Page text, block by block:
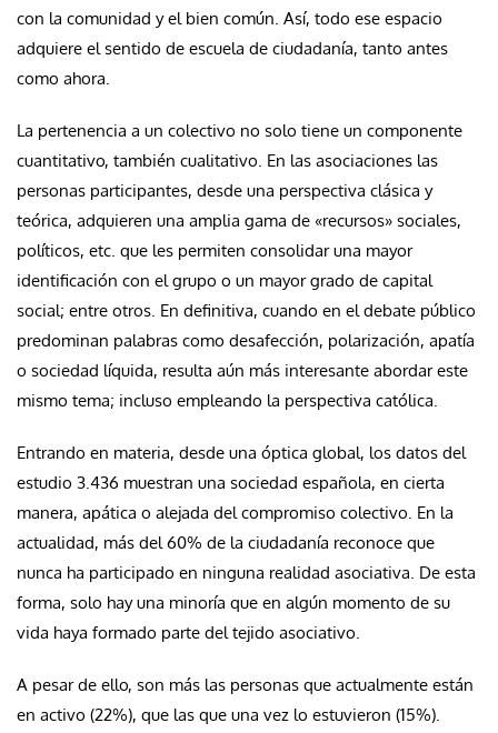
con la comunidad y el bien común. Así, todo ese espacio
adquiere el sentido de escuela de ciudadanía, tanto antes
como ahora.
La pertenencia a un colectivo no solo tiene un componente
cuantitativo, también cualitativo. En las asociaciones las
personas participantes, desde una perspectiva clásica y
teórica, adquieren una amplia gama de «recursos» sociales,
políticos, etc. que les permiten consolidar una mayor
identificación con el grupo o un mayor grado de capital
social; entre otros. En definitiva, cuando en el debate público
predominan palabras como desafección, polarización, apatía
o sociedad líquida, resulta aún más interesante abordar este
mismo tema; incluso empleando la perspectiva católica.
Entrando en materia, desde una óptica global, los datos del
estudio 3.436 muestran una sociedad española, en cierta
manera, apática o alejada del compromiso colectivo. En la
actualidad, más del 60% de la ciudadanía reconoce que
nunca ha participado en ninguna realidad asociativa. De esta
forma, solo hay una minoría que en algún momento de su
vida haya formado parte del tejido asociativo.
A pesar de ello, son más las personas que actualmente están
en activo (22%), que las que una vez lo estuvieron (15%).